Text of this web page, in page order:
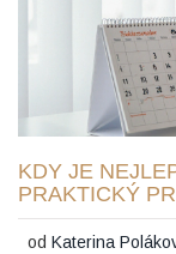
KDY JE
PRAKTICKÝ
odKaterina